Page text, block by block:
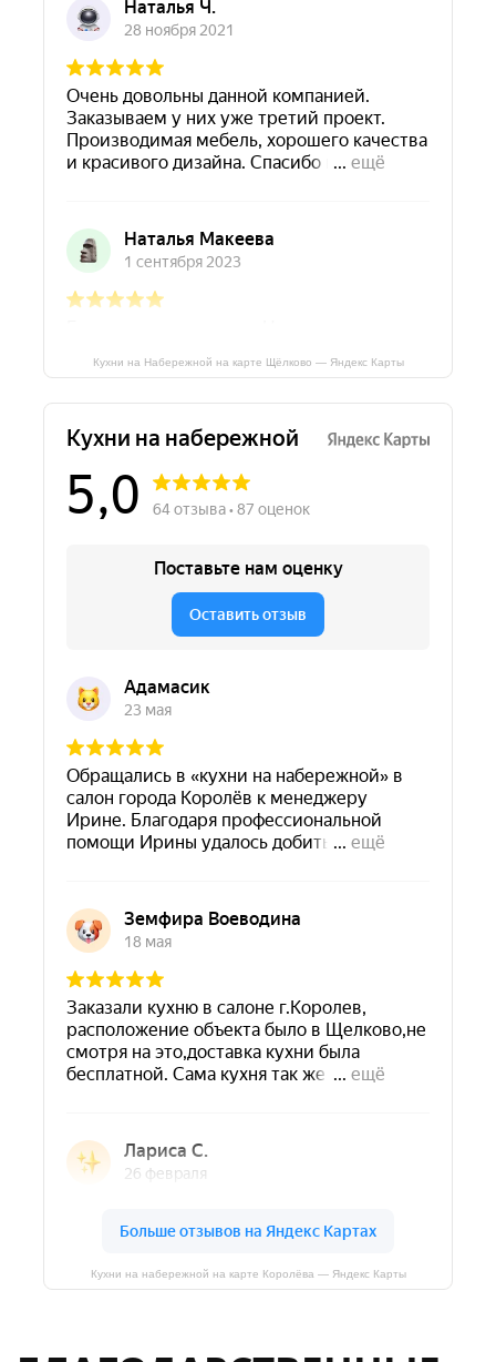
Кухни на Набережной на карте Щёлково — Яндекс Карты
Кухни на набережной на карте Королёва — Яндекс Карты